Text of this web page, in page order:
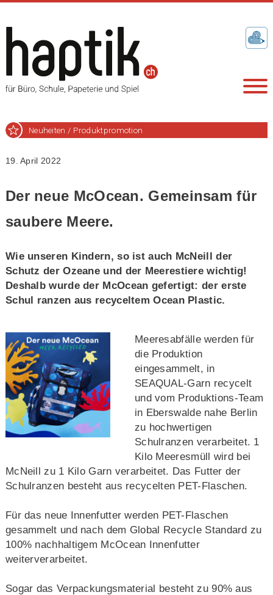
Neuheiten / Produktpromotion
19. April 2022
Der neue McOcean. Gemeinsam für
saubere Meere.
Wie unseren Kindern, so ist auch McNeill der
Schutz der Ozeane und der Meerestiere wichtig!
Deshalb wurde der McOcean gefertigt: der erste
Schul ranzen aus recyceltem Ocean Plastic.
Meeresabfälle werden für
die Produktion
eingesammelt, in
SEAQUAL-Garn recycelt
und vom Produktions-Team
in Eberswalde nahe Berlin
zu hochwertigen
Schulranzen verarbeitet. 1
Kilo Meeresmüll wird bei
McNeill zu 1 Kilo Garn verarbeitet. Das Futter der
Schulranzen besteht aus recycelten PET-Flaschen.
Für das neue Innenfutter werden PET-Flaschen
gesammelt und nach dem Global Recycle Standard zu
100% nachhaltigem McOcean Innenfutter
weiterverarbeitet.
Sogar das Verpackungsmaterial besteht zu 90% aus